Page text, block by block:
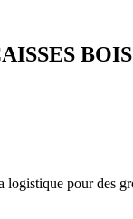
pour des